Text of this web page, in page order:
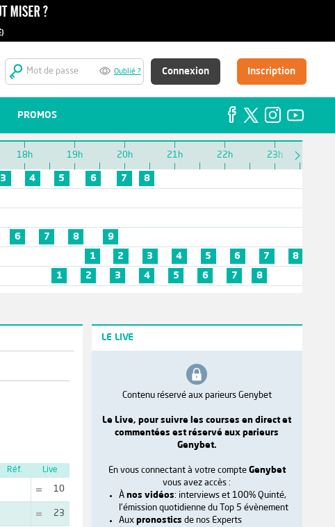
Oublié ? Connexion Inscription
PROMOS
18h 19h 20h 21h 22h 23h
3 4 5 6 7
8
6 7 8
9
1
2 3 4 5 6 7 8
1
2 3 4 5 6 7 8
Réf. Live
10
23
LE LIVE
Contenu réservé aux parieurs Genybet
Le Live, pour suivre les courses en direct et
commentées est réservé aux parieurs
Genybet.
En vous connectant à votre compte Genybet
vous avez accès :
À nos vidéos: interviews et 100% Quinté,
l'émission quotidienne du Top 5 évènement
Aux pronostics de nos Experts